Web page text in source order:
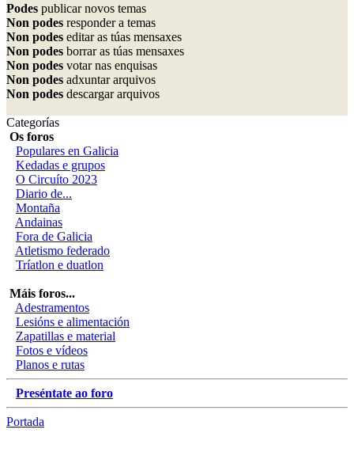
Podes publicar novos temas
Non podes responder a temas
Non podes editar as túas mensaxes
Non podes borrar as túas mensaxes
Non podes votar nas enquisas
Non podes adxuntar arquivos
Non podes descargar arquivos
Categorías
Os foros
Populares en Galicia
Kedadas e grupos
O Circuíto 2023
Diario de...
Montaña
Andainas
Fora de Galicia
Atletismo federado
Tríatlon e duatlon
Máis foros...
Adestramentos
Lesións e alimentación
Zapatillas e material
Fotos e vídeos
Planos e rutas
Preséntate ao foro
Portada